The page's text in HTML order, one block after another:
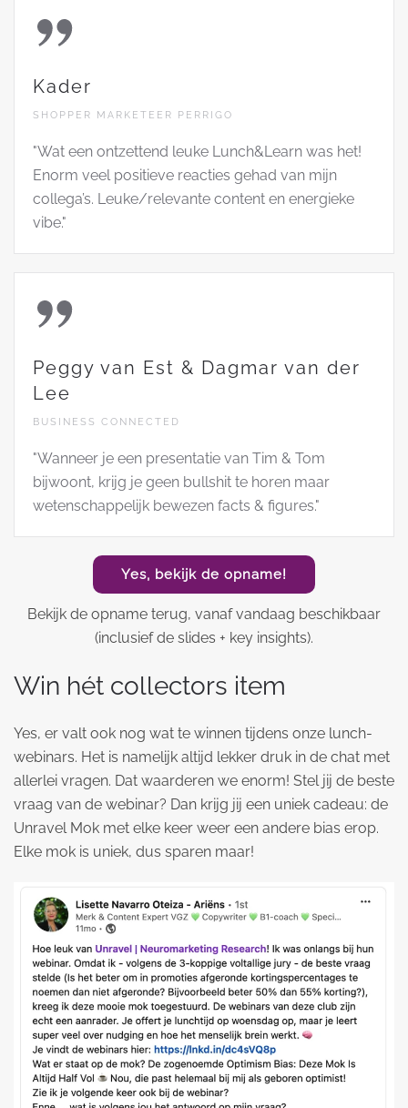
Kader
SHOPPER MARKETEER PERRIGO
"Wat een ontzettend leuke Lunch&Learn was het!
Enorm veel positieve reacties gehad van mijn
collega’s. Leuke/relevante content en energieke
vibe."
Peggy van Est & Dagmar van der
Lee
BUSINESS CONNECTED
"Wanneer je een presentatie van Tim & Tom
bijwoont, krijg je geen bullshit te horen maar
wetenschappelijk bewezen facts & figures."
Yes, bekijk de opname!
Bekijk de opname terug, vanaf vandaag beschikbaar
(inclusief de slides + key insights).
Win hét collectors item
Yes, er valt ook nog wat te winnen tijdens onze lunch-
webinars. Het is namelijk altijd lekker druk in de chat met
allerlei vragen. Dat waarderen we enorm! Stel jij de beste
vraag van de webinar? Dan krijg jij een uniek cadeau: de
Unravel Mok met elke keer weer een andere bias erop.
Elke mok is uniek, dus sparen maar!